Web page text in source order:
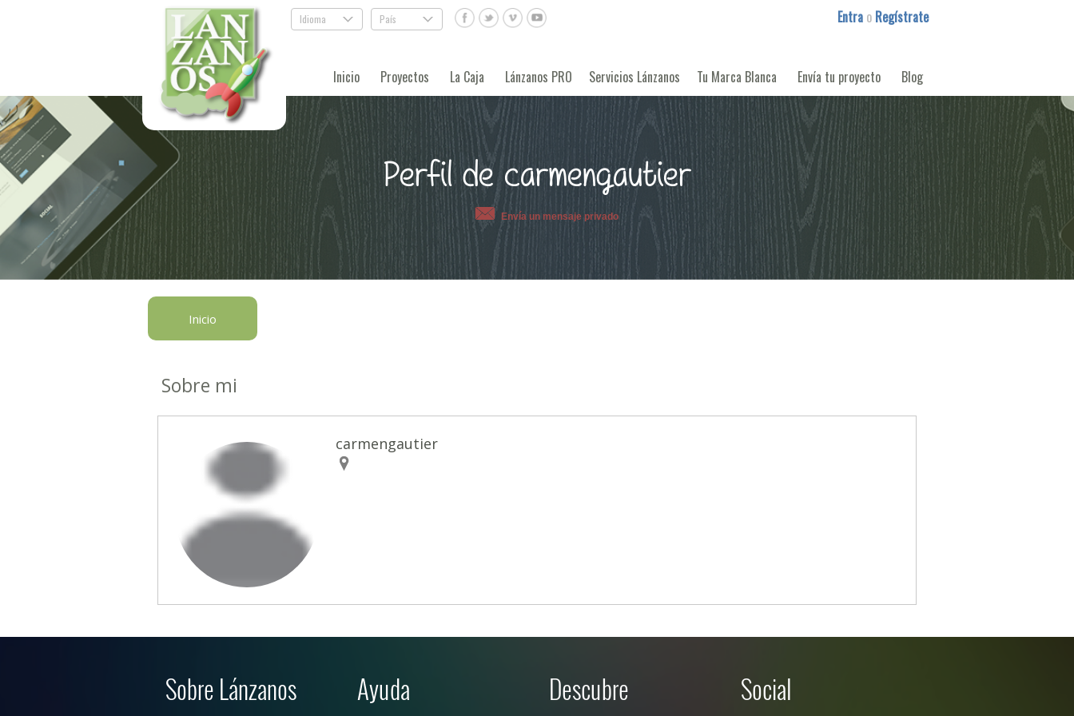
Idioma . País . Entra o Regístrate
Inicio Proyectos La Caja Lánzanos PRO Servicios Lánzanos Tu Marca Blanca Envía tu proyecto Blog
Perfil de carmengautier
Envía un mensaje privado
Inicio
Sobre mi
carmengautier
Sobre Lánzanos Ayuda Descubre Social